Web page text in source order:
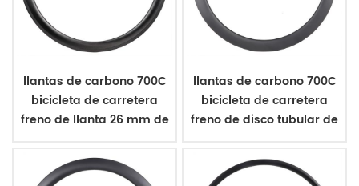
llantas de carbono 700C
bicicleta de carretera
freno de llanta 26 mm de
llantas de carbono 700C
bicicleta de carretera
freno de disco tubular de